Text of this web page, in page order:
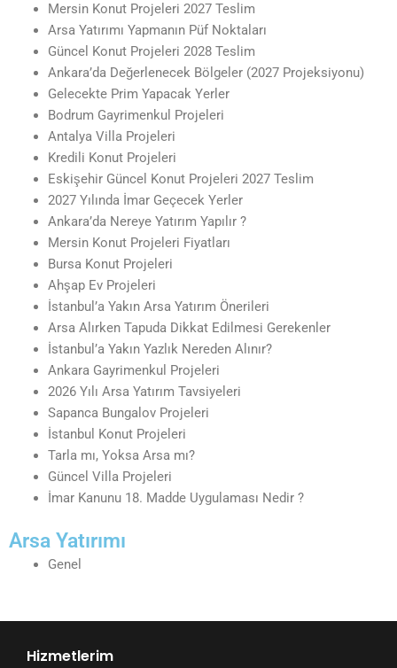
Mersin Konut Projeleri 2027 Teslim
Arsa Yatırımı Yapmanın Püf Noktaları
Güncel Konut Projeleri 2028 Teslim
Ankara’da Değerlenecek Bölgeler (2027 Projeksiyonu)
Gelecekte Prim Yapacak Yerler
Bodrum Gayrimenkul Projeleri
Antalya Villa Projeleri
Kredili Konut Projeleri
Eskişehir Güncel Konut Projeleri 2027 Teslim
2027 Yılında İmar Geçecek Yerler
Ankara’da Nereye Yatırım Yapılır ?
Mersin Konut Projeleri Fiyatları
Bursa Konut Projeleri
Ahşap Ev Projeleri
İstanbul’a Yakın Arsa Yatırım Önerileri
Arsa Alırken Tapuda Dikkat Edilmesi Gerekenler
İstanbul’a Yakın Yazlık Nereden Alınır?
Ankara Gayrimenkul Projeleri
2026 Yılı Arsa Yatırım Tavsiyeleri
Sapanca Bungalov Projeleri
İstanbul Konut Projeleri
Tarla mı, Yoksa Arsa mı?
Güncel Villa Projeleri
İmar Kanunu 18. Madde Uygulaması Nedir ?
Arsa Yatırımı
Genel
Hizmetlerim